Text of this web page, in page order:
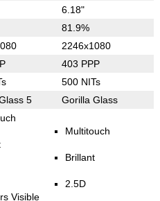
6.18"
81.9%
2246x1080
403 PPP
500 NITs
5 Gorilla Glass
Visible
Multitouch
Brillant
2.5D